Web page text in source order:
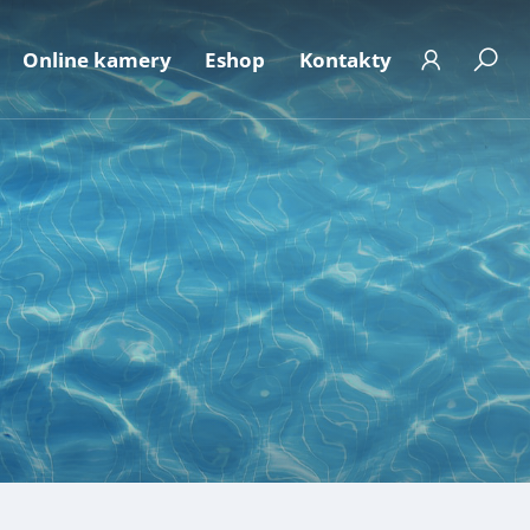
Aktuální obsazenost
Fotogalerie
FAQ
Kalendář akcí
Abonentský účet
ke stažení
osobních údajů
dle zák.106/1999
podatelna
Online kamery Eshop Kontakty